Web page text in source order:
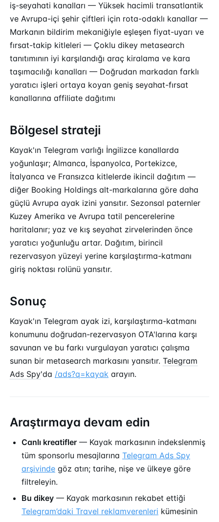
iş-seyahati kanalları — Yüksek hacimli transatlantik
ve Avrupa-içi şehir çiftleri için rota-odaklı kanallar —
Markanın bildirim mekaniğiyle eşleşen fiyat-uyarı ve
fırsat-takip kitleleri — Çoklu dikey metasearch
tanıtımının iyi karşılandığı araç kiralama ve kara
taşımacılığı kanalları — Doğrudan markadan farklı
yaratıcı işleri ortaya koyan geniş seyahat-fırsat
kanallarına affiliate dağıtımı
Bölgesel strateji
Kayak'ın Telegram varlığı İngilizce kanallarda
yoğunlaşır; Almanca, İspanyolca, Portekizce,
İtalyanca ve Fransızca kitlelerde ikincil dağıtım —
diğer Booking Holdings alt-markalarına göre daha
güçlü Avrupa ayak izini yansıtır. Sezonsal paternler
Kuzey Amerika ve Avrupa tatil pencerelerine
haritalanır; yaz ve kış seyahat zirvelerinden önce
yaratıcı yoğunluğu artar. Dağıtım, birincil
rezervasyon yüzeyi yerine karşılaştırma-katmanı
giriş noktası rolünü yansıtır.
Sonuç
Kayak'ın Telegram ayak izi, karşılaştırma-katmanı
konumunu doğrudan-rezervasyon OTA'larına karşı
savunan ve bu farkı vurgulayan yaratıcı çalışma
sunan bir metasearch markasını yansıtır. Telegram
Ads Spy'da /ads?q=kayak arayın.
Araştırmaya devam edin
Canlı kreatifler — Kayak markasının indekslenmiş
tüm sponsorlu mesajlarına Telegram Ads Spy
arşivinde göz atın; tarihe, nişe ve ülkeye göre
filtreleyin.
Bu dikey — Kayak markasının rekabet ettiği
Telegram’daki Travel reklamverenleri kümesinin